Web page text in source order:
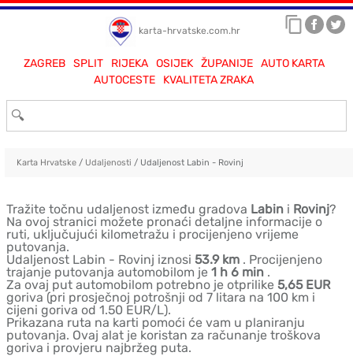
karta-hrvatske.com.hr
ZAGREB SPLIT RIJEKA OSIJEK ŽUPANIJE
AUTO KARTA
AUTOCESTE
KVALITETA ZRAKA
Karta Hrvatske/ Udaljenosti / Udaljenost Labin - Rovinj
Tražite točnu udaljenost između gradova Labin i Rovinj?
Na ovoj stranici možete pronaći detaljne informacije o
ruti, uključujući kilometražu i procijenjeno vrijeme
putovanja.
Udaljenost Labin - Rovinj iznosi 53.9 km . Procijenjeno
trajanje putovanja automobilom je 1 h 6 min .
Za ovaj put automobilom potrebno je otprilike 5,65 EUR
goriva (pri prosječnoj potrošnji od 7 litara na 100 km i
cijeni goriva od 1.50 EUR/L).
Prikazana ruta na karti pomoći će vam u planiranju
putovanja. Ovaj alat je koristan za računanje troškova
goriva i provjeru najbržeg puta.